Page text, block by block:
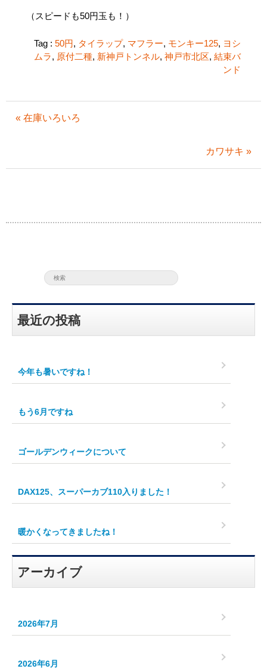
（スピードも50円玉も！）
Tag : 50円, タイラップ, マフラー, モンキー125, ヨシ
ムラ, 原付二種, 新神戸トンネル, 神戸市北区, 結束バ
ンド
« 在庫いろいろ
カワサキ »
最近の投稿
今年も暑いですね！
もう6月ですね
ゴールデンウィークについて
DAX125、スーパーカブ110入りました！
暖かくなってきましたね！
アーカイブ
2026年7月
2026年6月